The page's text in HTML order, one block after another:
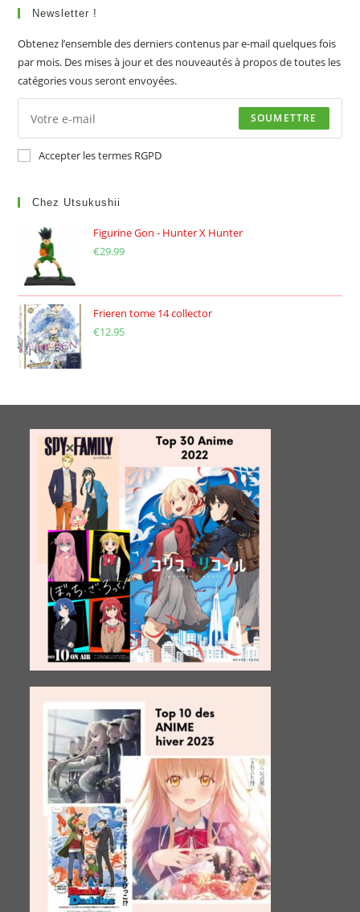
Newsletter !
Obtenez l’ensemble des derniers contenus par e-mail quelques fois
par mois. Des mises à jour et des nouveautés à propos de toutes les
catégories vous seront envoyées.
SOUMETTRE
Accepter les termes RGPD
Chez Utsukushii
Figurine Gon - Hunter X Hunter
€29.99
Frieren tome 14 collector
€12.95